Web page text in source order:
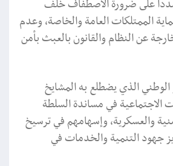
على ضرورة الاصطفاف خلف
الممتلكات العامة والخاصة، وعدم
عن النظام والقانون بالعبث بأمن
الوطني الذي يضطلع به المشايخ
الاجتماعية في مساندة السلطة
والعسكرية، وإسهامهم في ترسيخ
جهود التنمية والخدمات في